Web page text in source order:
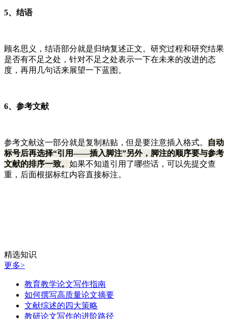
5、结语
顾名思义，结语部分就是归纳复述正文。研究过程和研究结果
是否有不足之处，针对不足之处表示一下在未来的改进的态
度，再用几句话来展望一下蓝图。
6、参考文献
参考文献这一部分就是复制粘贴，但是要注意插入格式。
自动
标号后再选择“引用——插入脚注”另外，脚注的顺序要与参考
文献的排序一致。 如果不知道引用了哪些话，可以先提交查
重，后面根据标红内容直接标注。
精选知识
更多>
教育教学论文写作指南
如何撰写高质量论文摘要
文献综述的四大策略
教研论文写作的进阶路径